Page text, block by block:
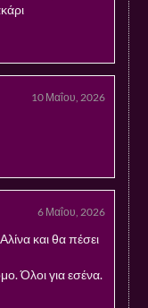
10 Μαΐου, 2026
6 Μαΐου, 2026
και θα πέσει
Όλοι για εσένα.